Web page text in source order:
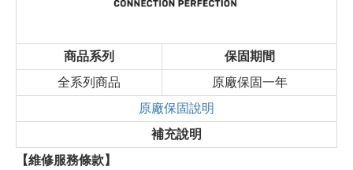
商品系列
保固期間
全系列商品
原廠保固一年
原廠保固說明
補充說明
【維修服務條款】